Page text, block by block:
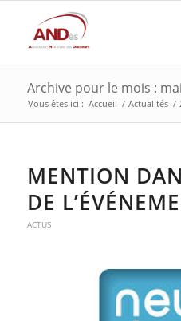
Archive pour le mois :
Vous êtes ici : Accueil / Actualités /
MENTION
DE
ACTUS